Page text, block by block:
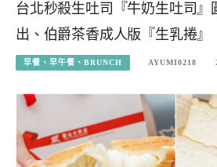
台北秒殺生吐司『牛奶生吐司』
出、伯爵茶香成人版『生乳捲』
早餐、早午餐、BRUNCH AYUMI0218